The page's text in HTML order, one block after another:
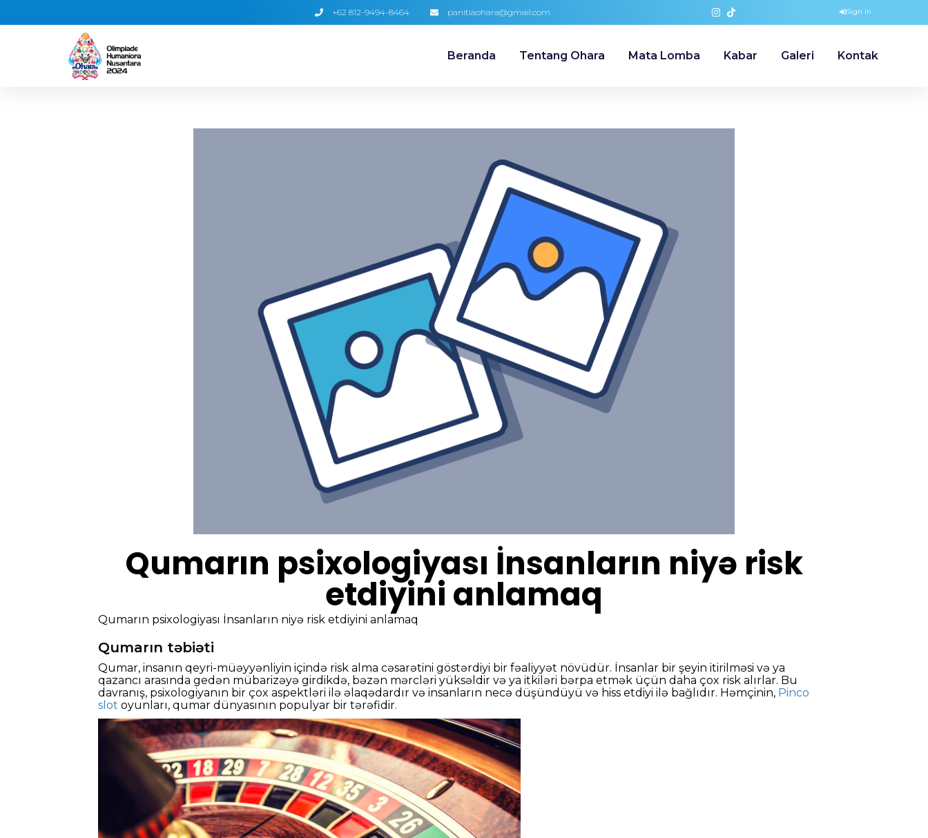
+62 812-9494-8464 panitiaohara@gmail.com Sign in
Beranda Tentang Ohara Mata Lomba Kabar Galeri Kontak
Qumarın psixologiyası İnsanların niyə risk
etdiyini anlamaq
Qumarın psixologiyası İnsanların niyə risk etdiyini anlamaq
Qumarın təbiəti
Qumar, insanın qeyri-müəyyənliyin içində risk alma cəsarətini göstərdiyi bir fəaliyyət növüdür. İnsanlar bir şeyin itirilməsi və ya
qazancı arasında gedən mübarizəyə girdikdə, bəzən mərcləri yüksəldir və ya itkiləri bərpa etmək üçün daha çox risk alırlar. Bu
davranış, psixologiyanın bir çox aspektləri ilə əlaqədardır və insanların necə düşündüyü və hiss etdiyi ilə bağlıdır. Həmçinin, Pinco
slot oyunları, qumar dünyasının populyar bir tərəfidir.